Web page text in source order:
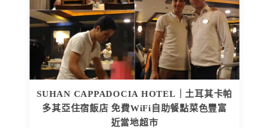
SUHAN CAPPADOCIA HOTEL｜土耳其卡帕
多其亞住宿飯店 免費WiFi自助餐點菜色豐富
近當地超市